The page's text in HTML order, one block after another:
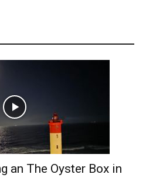
an The Oyster Box in